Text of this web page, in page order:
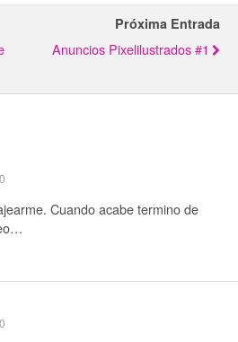
Próxima Entrada
Anuncios Pixelilustrados #1
Cuando acabe termino de